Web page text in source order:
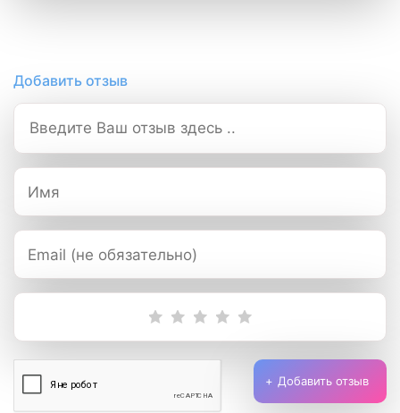
Добавить отзыв
Добавить отзыв